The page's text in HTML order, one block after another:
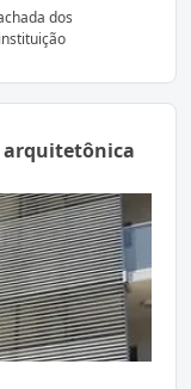
dos
arquitetônica